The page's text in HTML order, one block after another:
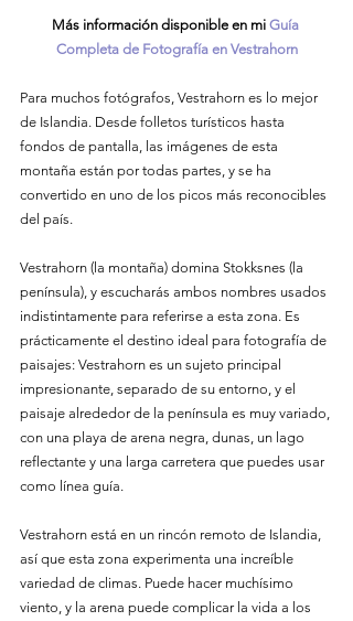
Más información disponible en mi Guía
Completa de Fotografía en Vestrahorn
Para muchos fotógrafos, Vestrahorn es lo mejor
de Islandia. Desde folletos turísticos hasta
fondos de pantalla, las imágenes de esta
montaña están por todas partes, y se ha
convertido en uno de los picos más reconocibles
del país.
Vestrahorn (la montaña) domina Stokksnes (la
península), y escucharás ambos nombres usados
indistintamente para referirse a esta zona. Es
prácticamente el destino ideal para fotografía de
paisajes: Vestrahorn es un sujeto principal
impresionante, separado de su entorno, y el
paisaje alrededor de la península es muy variado,
con una playa de arena negra, dunas, un lago
reflectante y una larga carretera que puedes usar
como línea guía.
Vestrahorn está en un rincón remoto de Islandia,
así que esta zona experimenta una increíble
variedad de climas. Puede hacer muchísimo
viento, y la arena puede complicar la vida a los